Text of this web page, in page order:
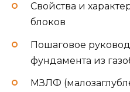
Свойства и
блоков
Пошаговое
фундамента из
МЗЛФ